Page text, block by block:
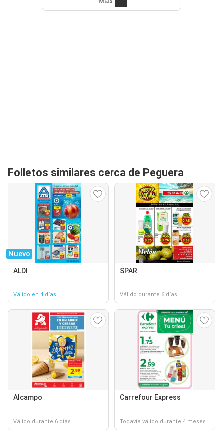
Folletos similares cerca de Peguera
Nuevo
ALDI
Válido en 4 días
SPAR
Válido durante 6 días
Alcampo
Válido durante 6 días
Carrefour Express
Todavía válido durante 4 meses